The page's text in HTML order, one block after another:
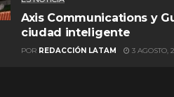
Axis Communications y
ciudad inteligente
POR REDACCIÓN LATAM 3 AGOSTO,